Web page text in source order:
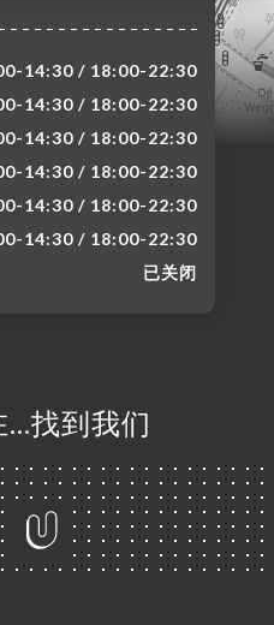
14:30 / 18:00-22:30
14:30 / 18:00-22:30
14:30 / 18:00-22:30
14:30 / 18:00-22:30
14:30 / 18:00-22:30
14:30 / 18:00-22:30
已关闭
…找到我们